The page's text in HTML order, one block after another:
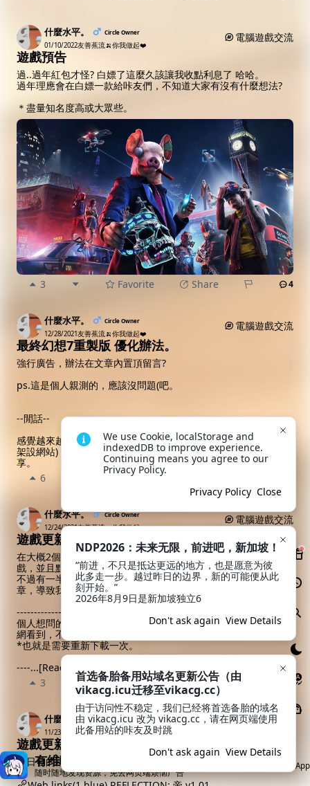
什麼水平。 Circle Owner
01/10/2022友善蕉流🍌你我做起❤️
電腦遊戲交流
遊戲預告
過..過年紅包才怪? 白嫖了這麼久該讓我收點利息了 哈哈。
過年理應會在白嫖一款給咔友們，不知道大家有沒有什麼想法?
＊盡量知名度高或大眾些。
3 Favorite Share 4
什麼水平。 Circle Owner
12/28/2021友善蕉流🍌你我做起❤️
電腦遊戲交流
最終幻想7重製版 優化辦法。
強行廣告，辦法在文章內置頂留言?
ps.這是個人親測的，應該沒問題(吧。
--閒話--
感覺越來越冷清了，反觀另一個個人也常去的白嫖網站(Up獨自
架設網站)，發個文都有許多人回覆，不知道之後還有沒有動力分
享。
6
Favorite
什麼水平。 Circle Owner
12/24/2021友善蕉流🍌你我做起❤️
電腦遊戲交流
遊戲更新提問及聖誕白嫖預告。
在大概2個月前個人有發一款叫做SUCCUBUS(魅魔)的獵奇重口遊
戲，並且點閱率很高。
不過有一半的原因是因為當時剛好有很長一段時間沒有人審查文
章，導致我的魅魔長期置頂。(這就是官方高亮嗎?)
--------------------------------------------------------------------
個人想問的是還有人對這遊戲的後續更新有想法嗎?目前我有在外
網看到，不過目前並沒有補丁可以升上去，只有獨立版本。
*也就是需要重新下載一次。
----...[Read more]
3
Favorite Share
什麼水平。 Circle Owner
11/23/2021友善蕉流🍌你我做起❤️
電腦遊戲交流
遊戲更新
近日發的兩篇都剛好有資源釋出。
有维咔App就够了
随时随地发现资源，免去网页端烦恼广告
Open App
We use Cookie, localStorage and
indexedDB to improve experience.
Continuing means you agree to our
Privacy Policy.
Privacy Policy Close
NDP2026：未来无限，前进吧，新加坡！
“前进，不只是抵达更远的地方，也是愿意为彼
此多走一步。越过昨日的边界，新的可能便从此
刻开始。”
2026年8月9日是新加坡独立6
Don't ask again View Details
首选备胎备用站域名更新公告（由
vikacg.icu迁移至vikacg.cc）
由于访问性不稳定，我们已经将首选备胎的域名
由 vikacg.icu 改为 vikacg.cc，请在网页端使用
此备用站的咔友及时跳
Don't ask again View Details